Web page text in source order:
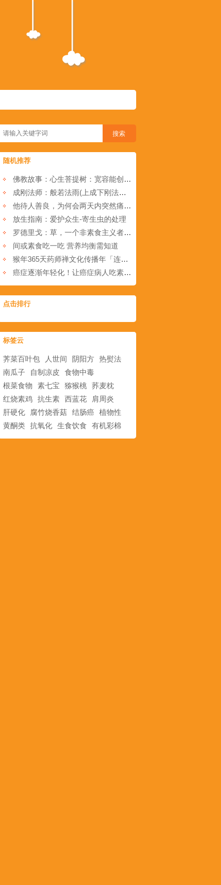
随机推荐
佛教故事：心生菩提树：宽容能创造生命的美丽
成刚法师：般若法雨(上成下刚法师法语)
他待人善良，为何会两天内突然痛失妻女？
放生指南：爱护众生-寄生虫的处理
罗德里戈：草，一个非素食主义者的理想
间或素食吃一吃 营养均衡需知道
猴年365天药师禅文化传播年「连载349」“法施”分享
癌症逐渐年轻化！让癌症病人吃素两周，会发生什么？
点击排行
标签云
荠菜百叶包 人世间 阴阳方 热熨法
南瓜子
自制凉皮
食物中毒
根菜食物
素七宝 猕猴桃 荞麦枕
红烧素鸡 抗生素 西蓝花
肩周炎
肝硬化
腐竹烧香菇 结肠癌 植物性
黄酮类 抗氧化 生食饮食 有机彩棉